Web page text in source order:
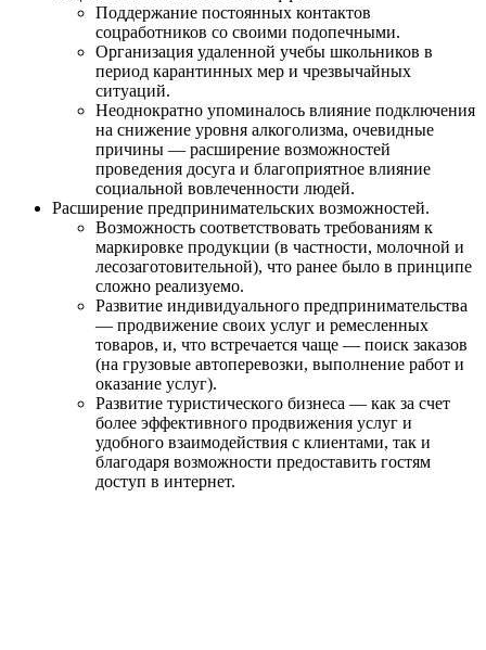
Поддержание постоянных контактов
соцработников со своими подопечными.
Организация удаленной учебы школьников в
период карантинных мер и чрезвычайных
ситуаций.
Неоднократно упоминалось влияние подключения
на снижение уровня алкоголизма, очевидные
причины — расширение возможностей
проведения досуга и благоприятное влияние
социальной вовлеченности людей.
Расширение предпринимательских возможностей.
Возможность соответствовать требованиям к
маркировке продукции (в частности, молочной и
лесозаготовительной), что ранее было в принципе
сложно реализуемо.
Развитие индивидуального предпринимательства
— продвижение своих услуг и ремесленных
товаров, и, что встречается чаще — поиск заказов
(на грузовые автоперевозки, выполнение работ и
оказание услуг).
Развитие туристического бизнеса — как за счет
более эффективного продвижения услуг и
удобного взаимодействия с клиентами, так и
благодаря возможности предоставить гостям
доступ в интернет.